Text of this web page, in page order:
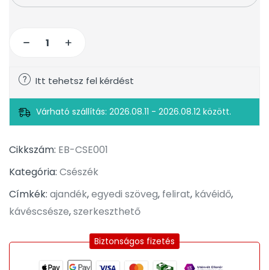
Itt tehetsz fel kérdést
Várható szállítás: 2026.08.11 - 2026.08.12 között.
Cikkszám: EB-CSE001
Kategória: Csészék
Címkék: ajandék,egyedi szöveg, felirat, kávéidő,
kávéscsésze,szerkeszthető
Biztonságos fizetés